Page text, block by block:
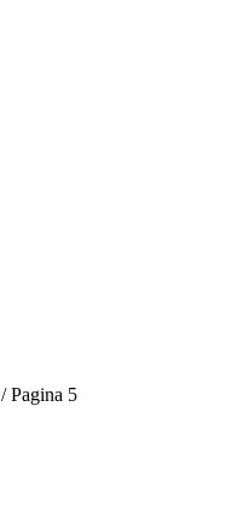
/ Pagina 5